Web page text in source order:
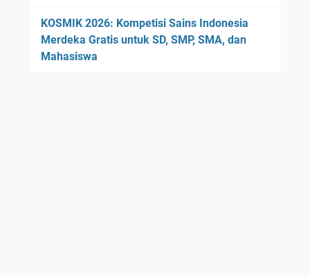
KOSMIK 2026: Kompetisi Sains Indonesia
Merdeka Gratis untuk SD, SMP, SMA, dan
Mahasiswa